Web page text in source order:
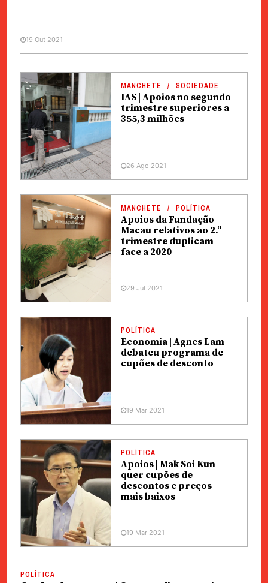
19 Out 2021
MANCHETE SOCIEDADE
IAS | Apoios no segundo
trimestre superiores a
355,3 milhões
26 Ago 2021
MANCHETE POLÍTICA
Apoios da Fundação
Macau relativos ao 2.º
trimestre duplicam
face a 2020
29 Jul 2021
POLÍTICA
Economia | Agnes Lam
debateu programa de
cupões de desconto
19 Mar 2021
POLÍTICA
Apoios | Mak Soi Kun
quer cupões de
descontos e preços
mais baixos
19 Mar 2021
POLÍTICA